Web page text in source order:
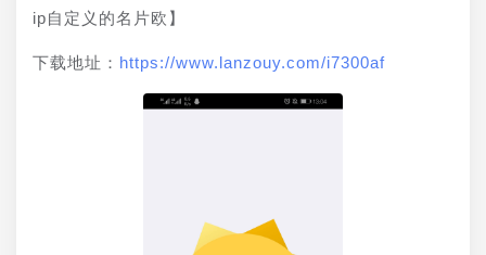
ip自定义的名片欧】
下载地址： https://www.lanzouy.com/i7300af